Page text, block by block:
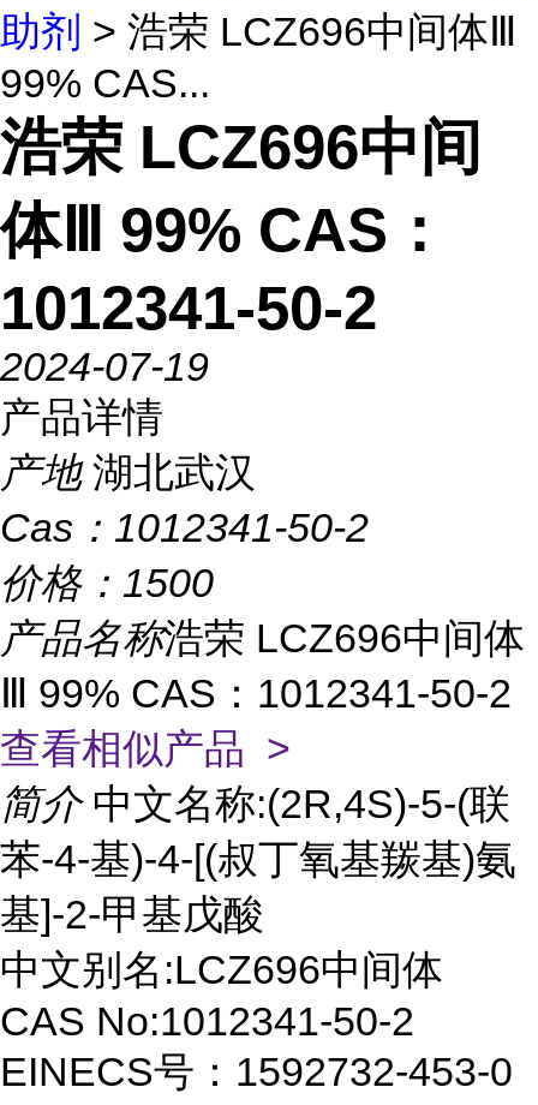
助剂 > 浩荣 LCZ696中间体Ⅲ
99% CAS...
浩荣 LCZ696中间
体Ⅲ 99% CAS：
1012341-50-2
2024-07-19
产品详情
产地 湖北武汉
Cas： 1012341-50-2
价格： 1500
产品名称浩荣 LCZ696中间体
Ⅲ 99% CAS：1012341-50-2
查看相似产品 >
简介 中文名称:(2R,4S)-5-(联
苯-4-基)-4-[(叔丁氧基羰基)氨
基]-2-甲基戊酸
中文别名:LCZ696中间体
CAS No:1012341-50-2
EINECS号：1592732-453-0